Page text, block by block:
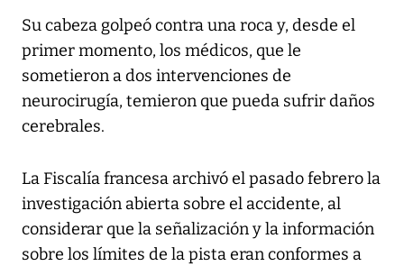
Su cabeza golpeó contra una roca y, desde el
primer momento, los médicos, que le
sometieron a dos intervenciones de
neurocirugía, temieron que pueda sufrir daños
cerebrales.
La Fiscalía francesa archivó el pasado febrero la
investigación abierta sobre el accidente, al
considerar que la señalización y la información
sobre los límites de la pista eran conformes a